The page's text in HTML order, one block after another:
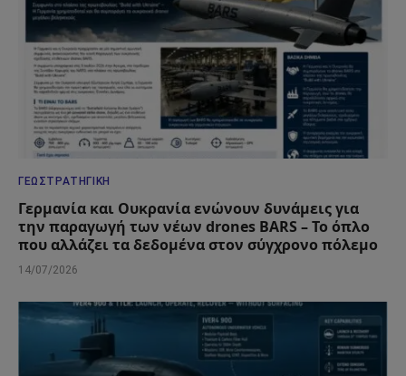
ΓΕΩΣΤΡΑΤΗΓΙΚΉ
Γερμανία και Ουκρανία ενώνουν δυνάμεις για
την παραγωγή των νέων drones BARS – Το όπλο
που αλλάζει τα δεδομένα στον σύγχρονο πόλεμο
14/07/2026